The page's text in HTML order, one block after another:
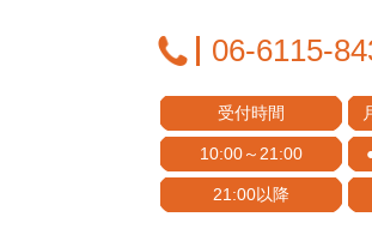
06-6115-
受付時間
10:00～21:00
21:00以降